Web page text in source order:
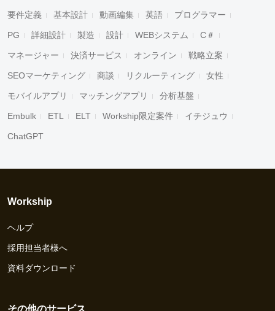
要件定義 基本設計 動画編集 英語 プログラマー
PG 詳細設計 製造 設計 WEBシステム C＃
マネージャー 決済サービス オンライン 戦略立案
SEOマーケティング 商談 リクルーティング 女性
モバイルアプリ マッチングアプリ 分析基盤
Embulk ETL ELT Workship限定案件 イチジュウ
ChatGPT
Workship
ヘルプ
採用担当者様へ
資料ダウンロード
その他のサービス